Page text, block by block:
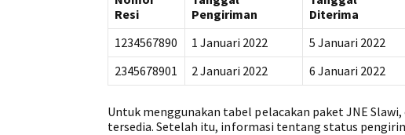
Resi
Pengiriman
Diterima
1234567890
1 Januari 2022 5 Januari 2022
2345678901
2 Januari 2022 6 Januari 2022
Untuk menggunakan tabel pelacakan paket JNE
tersedia. Setelah itu, informasi tentang status